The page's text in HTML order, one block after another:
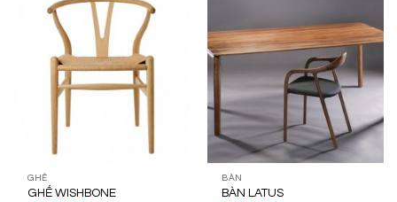
GHẾ
GHẾ WISHBONE
BÀN
BÀN LATUS